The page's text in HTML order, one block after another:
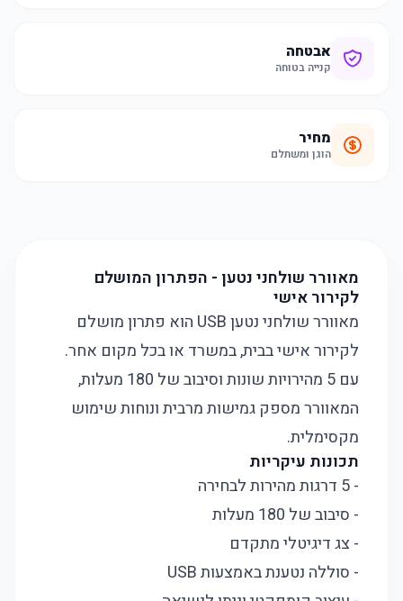
אבטחה
קנייה בטוחה
מחיר
הוגן ומשתלם
מאוורר שולחני נטען - הפתרון המושלם
לקירור אישי
מאוורר שולחני נטען USB הוא פתרון מושלם
לקירור אישי בבית, במשרד או בכל מקום אחר.
עם 5 מהירויות שונות וסיבוב של 180 מעלות,
המאוורר מספק גמישות מרבית ונוחות שימוש
מקסימלית.
תכונות עיקריות
- 5 דרגות מהירות לבחירה
- סיבוב של 180 מעלות
- צג דיגיטלי מתקדם
- סוללה נטענת באמצעות USB